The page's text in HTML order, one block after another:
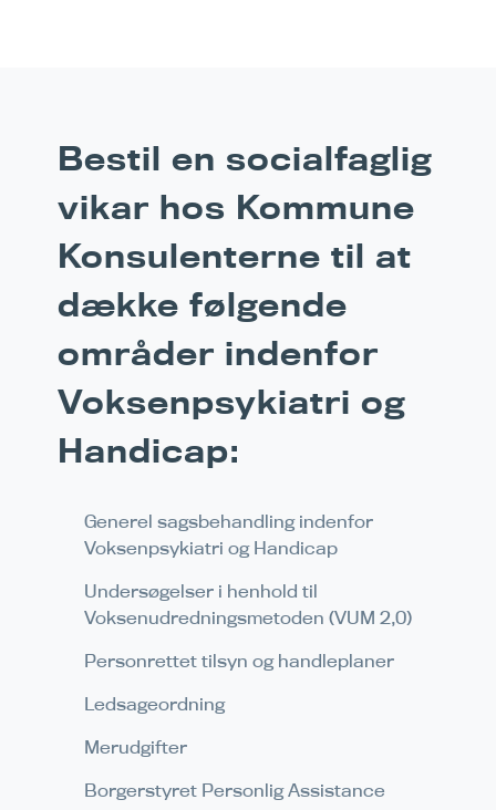
Bestil en socialfaglig
vikar hos Kommune
Konsulenterne til at
dække følgende
områder indenfor
Voksenpsykiatri og
Handicap:
Generel sagsbehandling indenfor
Voksenpsykiatri og Handicap
Undersøgelser i henhold til
Voksenudredningsmetoden (VUM 2,0)
Personrettet tilsyn og handleplaner
Ledsageordning
Merudgifter
Borgerstyret Personlig Assistance